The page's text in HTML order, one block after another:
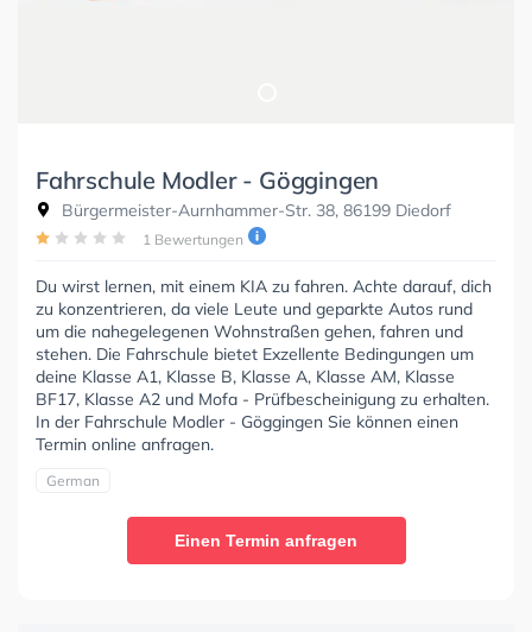
Fahrschule Modler - Göggingen
Bürgermeister-Aurnhammer-Str. 38, 86199 Diedorf
1 Bewertungen
Du wirst lernen, mit einem KIA zu fahren. Achte darauf, dich
zu konzentrieren, da viele Leute und geparkte Autos rund
um die nahegelegenen Wohnstraßen gehen, fahren und
stehen. Die Fahrschule bietet Exzellente Bedingungen um
deine Klasse A1, Klasse B, Klasse A, Klasse AM, Klasse
BF17, Klasse A2 und Mofa - Prüfbescheinigung zu erhalten.
In der Fahrschule Modler - Göggingen Sie können einen
Termin online anfragen.
German
Einen Termin anfragen